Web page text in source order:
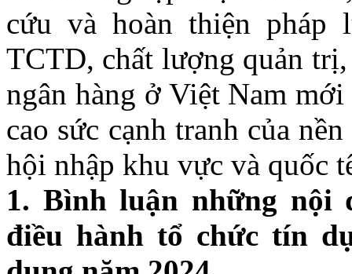
cứu và hoàn thiện pháp
TCTD, chất lượng quản
ngân hàng ở Việt Nam
cao sức cạnh tranh của
hội nhập khu vực và quốc
1. Bình luận những nội
điều hành tổ chức tín